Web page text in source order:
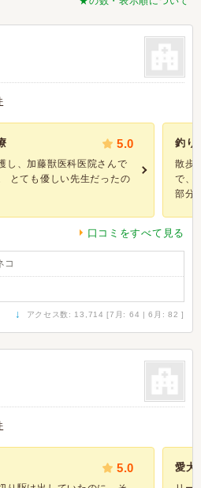
5.0
し、加藤獣医科医院さんで
とても優しい先生だったの
釣り
散歩
で、
部分
口コミをすべて見る
コ
↓ アクセス数: 13,714 [7月: 64 | 6月: 82 ]
5.0 愛犬